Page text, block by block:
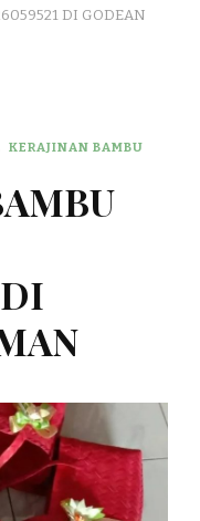
DI GODEAN
KERAJINAN BAMBU